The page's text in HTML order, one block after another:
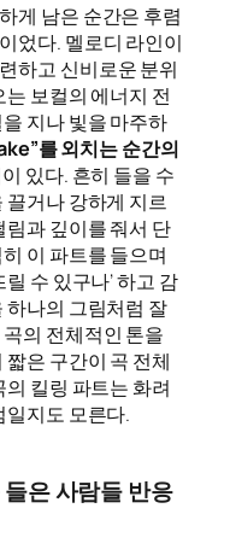
게 남은 순간은 후렴
었다. 멜로디 라인이
하고 신비로운 분위
보컬의 에너지 전
지나 빛을 마주하
를 외치는 순간의
있다. 흔히 들을 수
끌거나 강하게 지르
과 깊이를 줘서 단
이 파트를 들으며
수 있구나’ 하고 감
하나의 그림처럼 잘
의 전체적인 톤을
은 구간이 곡 전체
킬링 파트는 화려
일지도 모른다.
들은 사람들 반응